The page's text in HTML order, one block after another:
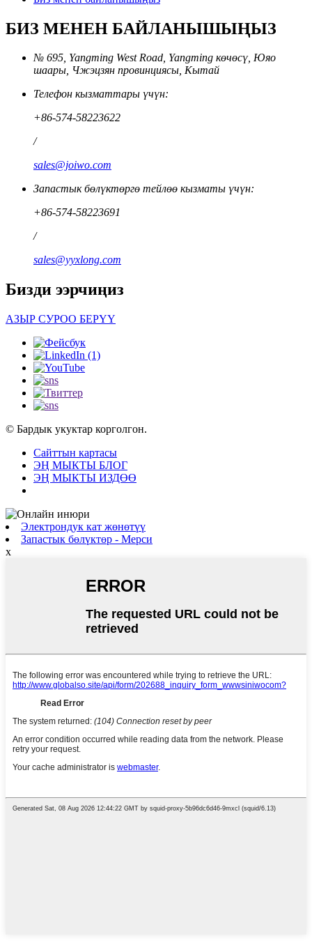
БИЗ МЕНЕН БАЙЛАНЫШЫҢЫЗ
№ 695, Yangming West Road, Yangming көчөсү, Юяо
шаары, Чжэцзян провинциясы, Кытай
Телефон кызматтары үчүн:
+86-574-58223622
/
sales@joiwo.com
Запастык бөлүктөргө тейлөө кызматы үчүн:
+86-574-58223691
/
sales@yyxlong.com
Бизди ээрчиңиз
АЗЫР СУРОО БЕРҮҮ
© Бардык укуктар корголгон.
Сайттын картасы
ЭҢ МЫКТЫ БЛОГ
ЭҢ МЫКТЫ ИЗДӨӨ
Электрондук кат жөнөтүү
Запастык бөлүктөр - Мерси
x